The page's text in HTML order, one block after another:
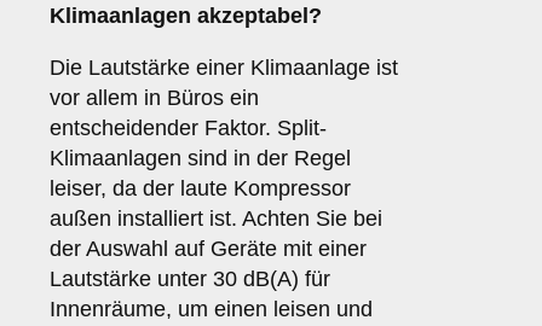
Klimaanlagen akzeptabel?
Die Lautstärke einer Klimaanlage ist
vor allem in Büros ein
entscheidender Faktor. Split-
Klimaanlagen sind in der Regel
leiser, da der laute Kompressor
außen installiert ist. Achten Sie bei
der Auswahl auf Geräte mit einer
Lautstärke unter 30 dB(A) für
Innenräume, um einen leisen und